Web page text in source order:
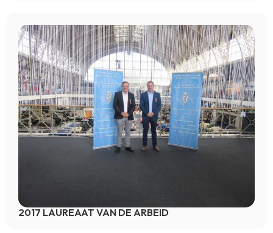
2017 LAUREAAT VAN DE ARBEID